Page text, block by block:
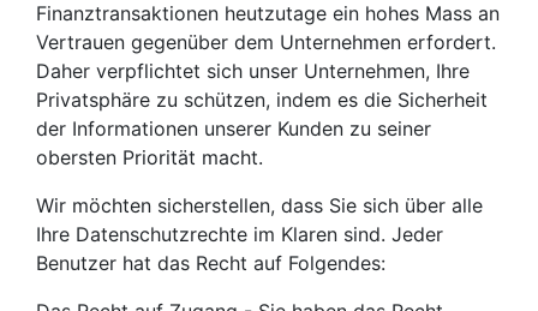
Finanztransaktionen heutzutage ein hohes Mass an
Vertrauen gegenüber dem Unternehmen erfordert.
Daher verpflichtet sich unser Unternehmen, Ihre
Privatsphäre zu schützen, indem es die Sicherheit
der Informationen unserer Kunden zu seiner
obersten Priorität macht.
Wir möchten sicherstellen, dass Sie sich über alle
Ihre Datenschutzrechte im Klaren sind. Jeder
Benutzer hat das Recht auf Folgendes: